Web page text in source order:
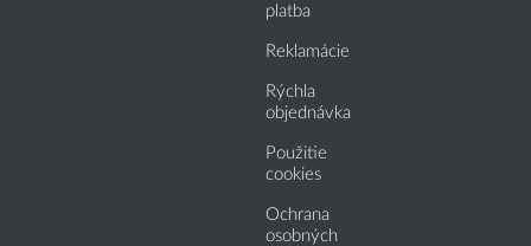
platba
Reklamácie
Rýchla
objednávka
Použitie
cookies
Ochrana
osobných